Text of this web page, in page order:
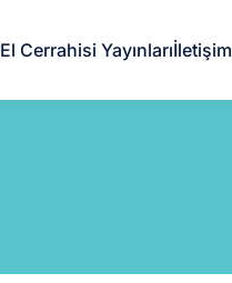
El Cerrahisi Yayınlarıİletişim